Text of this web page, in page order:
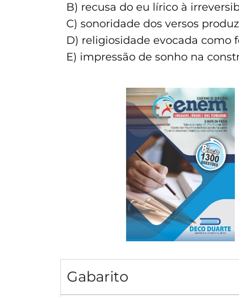
B) recusa do eu lírico à
C) sonoridade dos versos
D) religiosidade evocada como
E) impressão de sonho na
Gabarito